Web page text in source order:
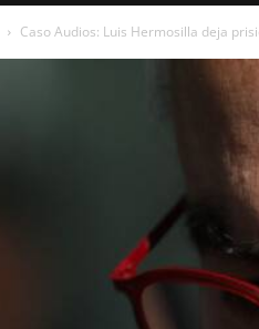
Caso Audios: Luis Hermosilla deja